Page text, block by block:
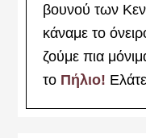
βουνού των
κάναμε το
ζούμε πια
το Πήλιο!